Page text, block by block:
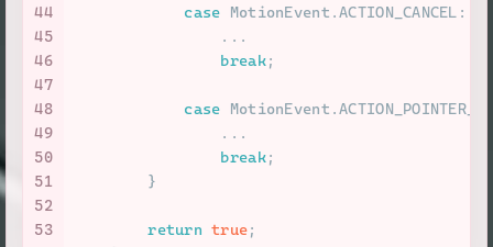
44
45
46
47
48
49
50
51
52
53
case MotionEvent.ACTION_CANCEL:
                ...
break;
case
                ...
break;
        }
return true;